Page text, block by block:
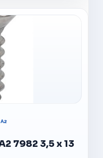
7982 3,5 x 13